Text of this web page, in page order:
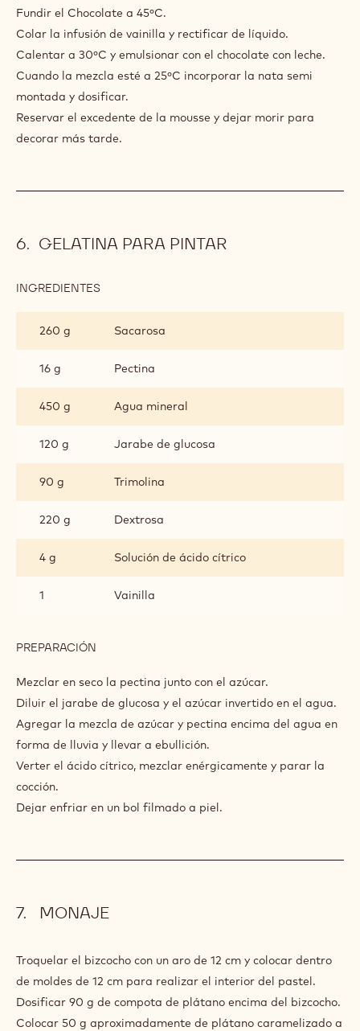
Fundir el Chocolate a 45ºC.
Colar la infusión de vainilla y rectificar de líquido.
Calentar a 30ºC y emulsionar con el chocolate con leche.
Cuando la mezcla esté a 25ºC incorporar la nata semi
montada y dosificar.
Reservar el excedente de la mousse y dejar morir para
decorar más tarde.
GELATINA PARA PINTAR
INGREDIENTES
PINTAR
260 g Sacarosa
16 g Pectina
450 g Agua mineral
120 g Jarabe de glucosa
90 g Trimolina
220 g Dextrosa
4 g Solución de ácido cítrico
1 Vainilla
PREPARACIÓN
PARA
PINTAR
Mezclar en seco la pectina junto con el azúcar.
Diluir el jarabe de glucosa y el azúcar invertido en el agua.
Agregar la mezcla de azúcar y pectina encima del agua en
forma de lluvia y llevar a ebullición.
Verter el ácido cítrico, mezclar enérgicamente y parar la
cocción.
Dejar enfriar en un bol filmado a piel.
MONAJE
Troquelar el bizcocho con un aro de 12 cm y colocar dentro
de moldes de 12 cm para realizar el interior del pastel.
Dosificar 90 g de compota de plátano encima del bizcocho.
Colocar 50 g aproximadamente de plátano caramelizado a